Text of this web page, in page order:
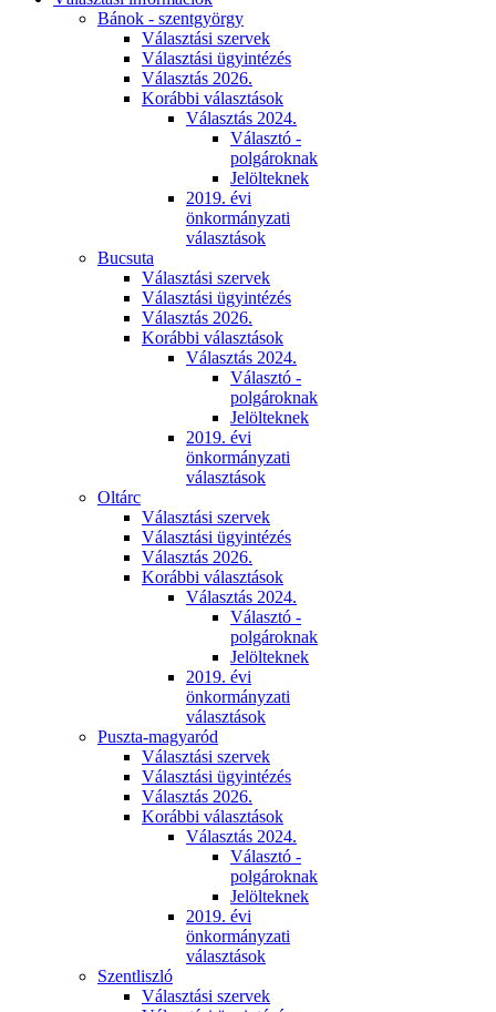
Bánok - szentgyörgy
Választási szervek
Választási ügyintézés
Választás 2026.
Korábbi választások
Választás 2024.
Választó -
polgároknak
Jelölteknek
2019. évi
önkormányzati
választások
Bucsuta
Választási szervek
Választási ügyintézés
Választás 2026.
Korábbi választások
Választás 2024.
Választó -
polgároknak
Jelölteknek
2019. évi
önkormányzati
választások
Oltárc
Választási szervek
Választási ügyintézés
Választás 2026.
Korábbi választások
Választás 2024.
Választó -
polgároknak
Jelölteknek
2019. évi
önkormányzati
választások
Puszta-magyaród
Választási szervek
Választási ügyintézés
Választás 2026.
Korábbi választások
Választás 2024.
Választó -
polgároknak
Jelölteknek
2019. évi
önkormányzati
választások
Szentliszló
Választási szervek